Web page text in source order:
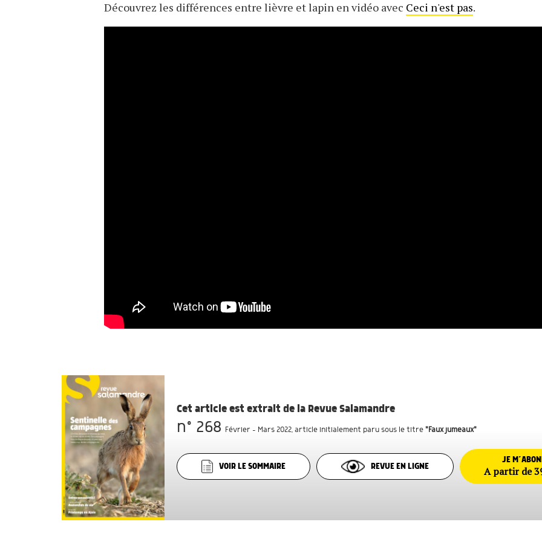
Découvrez les différences entre lièvre et lapin en vidéo avec Ceci n'est pas.
Cet article est extrait de la Revue Salamandre
n° 268 Février - Mars 2022, article initialement paru sous le titre "Faux jumeaux"
VOIR LE SOMMAIRE REVUE EN LIGNE
JE
A partir de